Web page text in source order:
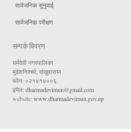
सार्वजनिक सुनुवाई
सार्वजनिक परीक्षण
सम्पर्क विवरण
धर्मदेवी नगरपालिका
मुढेशनिश्चरे, संखुवासभा
फोन: ०२१४१४००६
इमेल: dharmadevimun@gmail.com
website: www.dharmadevimun.gov.np